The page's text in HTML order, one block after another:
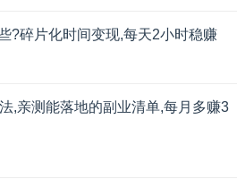
?碎片化时间变现,每天2小时稳赚
,亲测能落地的副业清单,每月多赚3